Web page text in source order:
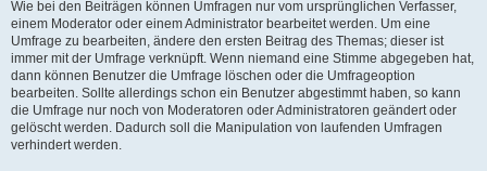
Wie bei den Beiträgen können Umfragen nur vom ursprünglichen Verfasser,
einem Moderator oder einem Administrator bearbeitet werden. Um eine
Umfrage zu bearbeiten, ändere den ersten Beitrag des Themas; dieser ist
immer mit der Umfrage verknüpft. Wenn niemand eine Stimme abgegeben hat,
dann können Benutzer die Umfrage löschen oder die Umfrageoption
bearbeiten. Sollte allerdings schon ein Benutzer abgestimmt haben, so kann
die Umfrage nur noch von Moderatoren oder Administratoren geändert oder
gelöscht werden. Dadurch soll die Manipulation von laufenden Umfragen
verhindert werden.